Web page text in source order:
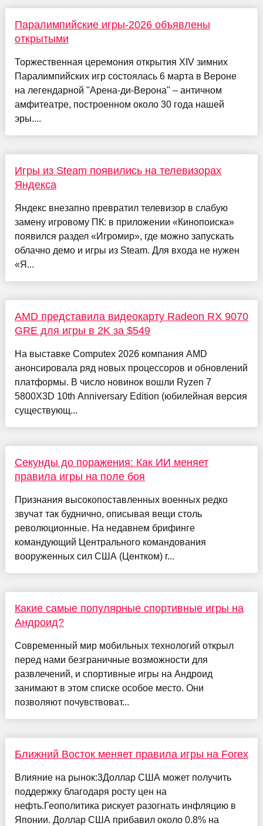
Паралимпийские игры-2026 объявлены
открытыми
Торжественная церемония открытия XIV зимних
Паралимпийских игр состоялась 6 марта в Вероне
на легендарной "Арена-ди-Верона" – античном
амфитеатре, построенном около 30 года нашей
эры....
Игры из Steam появились на телевизорах
Яндекса
Яндекс внезапно превратил телевизор в слабую
замену игровому ПК: в приложении «Кинопоиска»
появился раздел «Игромир», где можно запускать
облачно демо и игры из Steam. Для входа не нужен
«Я...
AMD представила видеокарту Radeon RX 9070
GRE для игры в 2K за $549
На выставке Computex 2026 компания AMD
анонсировала ряд новых процессоров и обновлений
платформы. В число новинок вошли Ryzen 7
5800X3D 10th Anniversary Edition (юбилейная версия
существующ...
Секунды до поражения: Как ИИ меняет
правила игры на поле боя
Признания высокопоставленных военных редко
звучат так буднично, описывая вещи столь
революционные. На недавнем брифинге
командующий Центрального командования
вооруженных сил США (Центком) г...
Какие самые популярные спортивные игры на
Андроид?
Современный мир мобильных технологий открыл
перед нами безграничные возможности для
развлечений, и спортивные игры на Андроид
занимают в этом списке особое место. Они
позволяют почувствоват...
Ближний Восток меняет правила игры на Forex
Влияние на рынок:3Доллар США может получить
поддержку благодаря росту цен на
нефть.Геополитика рискует разогнать инфляцию в
Японии. Доллар США прибавил около 0.8% на